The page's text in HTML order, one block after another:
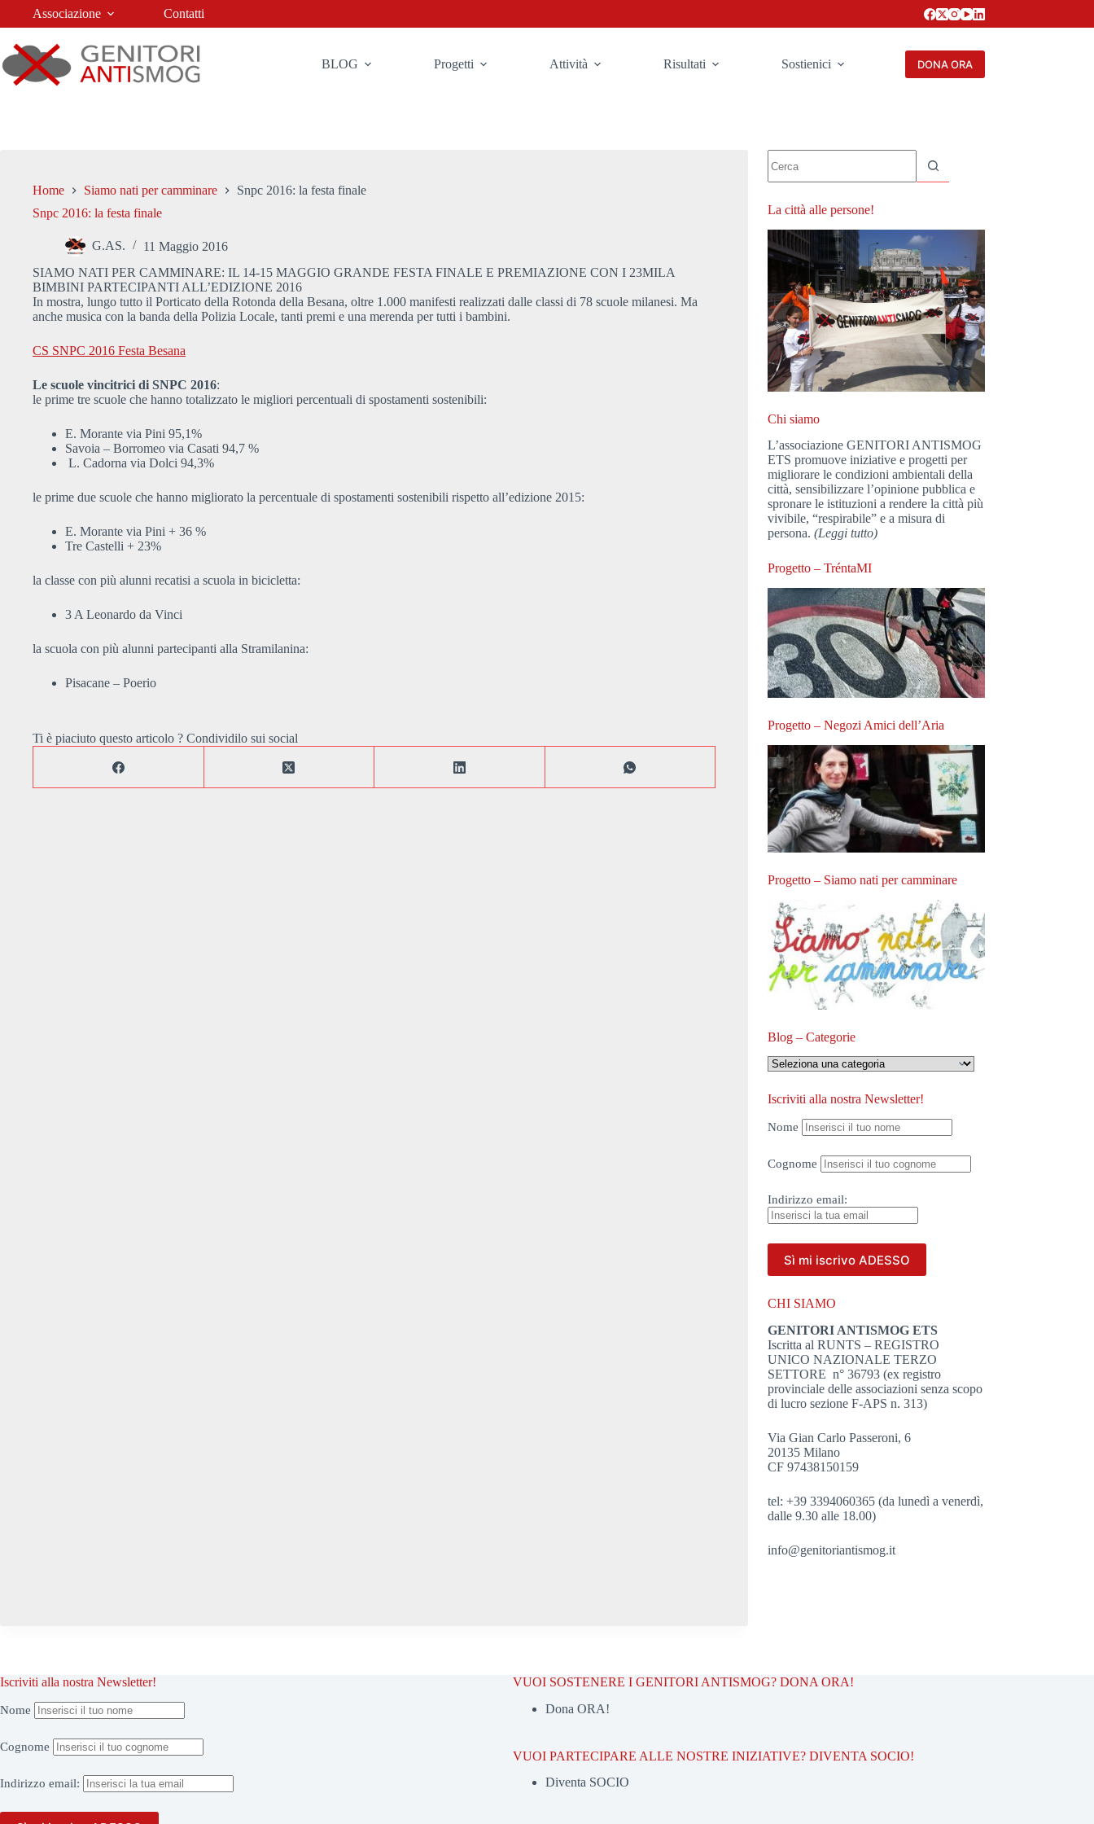
Associazione Contatti
BLOG Progetti Attività Risultati Sostienici DONA ORA
Home Siamo nati per camminare
Snpc 2016: la festa finale
Snpc 2016: la festa finale
G.AS.
11 Maggio 2016
SIAMO NATI PER CAMMINARE: IL 14-15 MAGGIO GRANDE FESTA FINALE E PREMIAZIONE CON I 23MILA
BIMBINI PARTECIPANTI ALL’EDIZIONE 2016
In mostra, lungo tutto il Porticato della Rotonda della Besana, oltre 1.000 manifesti realizzati dalle classi di 78 scuole milanesi. Ma
anche musica con la banda della Polizia Locale, tanti premi e una merenda per tutti i bambini.
CS SNPC 2016 Festa Besana
Le scuole vincitrici di SNPC 2016:
le prime tre scuole che hanno totalizzato le migliori percentuali di spostamenti sostenibili:
E. Morante via Pini 95,1%
Savoia – Borromeo via Casati 94,7 %
L. Cadorna via Dolci 94,3%
le prime due scuole che hanno migliorato la percentuale di spostamenti sostenibili rispetto all’edizione 2015:
E. Morante via Pini + 36 %
Tre Castelli + 23%
la classe con più alunni recatisi a scuola in bicicletta:
3 A Leonardo da Vinci
la scuola con più alunni partecipanti alla Stramilanina:
Pisacane – Poerio
Ti è piaciuto questo articolo ? Condividilo sui social
risultato
La città alle persone!
Chi siamo
L’associazione GENITORI ANTISMOG
ETS promuove iniziative e progetti per
migliorare le condizioni ambientali della
città, sensibilizzare l’opinione pubblica e
spronare le istituzioni a rendere la città più
vivibile, “respirabile” e a misura di
persona.(Leggi tutto)
Progetto – TréntaMI
Progetto – Negozi Amici dell’Aria
Progetto – Siamo nati per camminare
Blog – Categorie
Blog
–
Iscriviti alla nostra Newsletter!
Nome
Cognome
Indirizzo email:
CHI SIAMO
GENITORI ANTISMOG ETS
Iscritta al RUNTS – REGISTRO
UNICO NAZIONALE TERZO
SETTORE n° 36793 (ex registro
provinciale delle associazioni senza scopo
di lucro sezione F-APS n. 313)
Via Gian Carlo Passeroni, 6
20135 Milano
CF 97438150159
tel: +39 3394060365 (da lunedì a venerdì,
dalle 9.30 alle 18.00)
info@genitoriantismog.it
Iscriviti alla nostra Newsletter!
Nome
Cognome
Indirizzo email:
VUOI SOSTENERE I GENITORI ANTISMOG? DONA ORA!
Dona ORA!
VUOI PARTECIPARE ALLE NOSTRE INIZIATIVE? DIVENTA SOCIO!
Diventa SOCIO